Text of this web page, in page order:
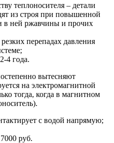
теплоносителя – детали
из строя при повышенной
в ней ржавчины и прочих
перепадах давления
4 года.
вытесняют
на электромагнитной
тогда, когда в магнитном
с водой напрямую;
руб.